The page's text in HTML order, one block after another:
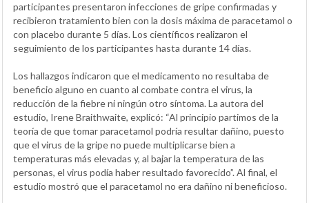
participantes presentaron infecciones de gripe confirmadas y
recibieron tratamiento bien con la dosis máxima de paracetamol o
con placebo durante 5 días. Los científicos realizaron el
seguimiento de los participantes hasta durante 14 días.
Los hallazgos indicaron que el medicamento no resultaba de
beneficio alguno en cuanto al combate contra el virus, la
reducción de la fiebre ni ningún otro síntoma. La autora del
estudio, Irene Braithwaite, explicó: “Al principio partimos de la
teoría de que tomar paracetamol podría resultar dañino, puesto
que el virus de la gripe no puede multiplicarse bien a
temperaturas más elevadas y, al bajar la temperatura de las
personas, el virus podía haber resultado favorecido”. Al final, el
estudio mostró que el paracetamol no era dañino ni beneficioso.